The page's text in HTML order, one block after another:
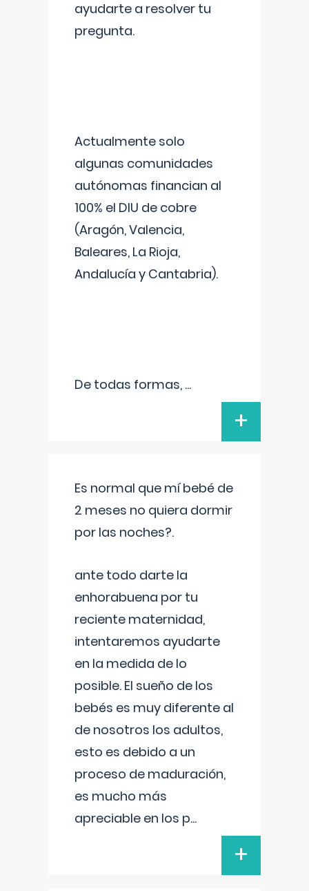
ayudarte a resolver tu
pregunta.
Actualmente solo
algunas comunidades
autónomas financian al
100% el DIU de cobre
(Aragón, Valencia,
Baleares, La Rioja,
Andalucía y Cantabria).
De todas formas, ...
+
Es normal que mí bebé de
2 meses no quiera dormir
por las noches?.
ante todo darte la
enhorabuena por tu
reciente maternidad,
intentaremos ayudarte
en la medida de lo
posible. El sueño de los
bebés es muy diferente al
de nosotros los adultos,
esto es debido a un
proceso de maduración,
es mucho más
apreciable en los p...
+